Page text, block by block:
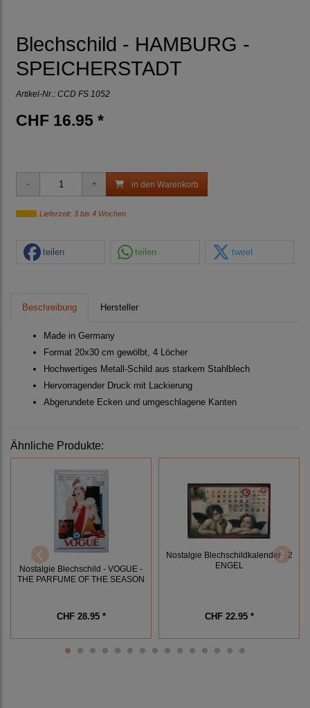
Blechschild - HAMBURG -
SPEICHERSTADT
Artikel-Nr.: CCD FS 1052
CHF 16.95 *
in den Warenkorb
Lieferzeit: 3 bis 4 Wochen
teilen teilen tweet
Beschreibung Hersteller
Made in Germany
Format 20x30 cm gewölbt, 4 Löcher
Hochwertiges Metall-Schild aus starkem Stahlblech
Hervorragender Druck mit Lackierung
Abgerundete Ecken und umgeschlagene Kanten
Ähnliche Produkte:
Nostalgie Blechschild - VOGUE -
THE PARFUME OF THE SEASON
CHF 28.95 *
Nostalgie Blechschildkalender - 2
ENGEL
CHF 22.95 *